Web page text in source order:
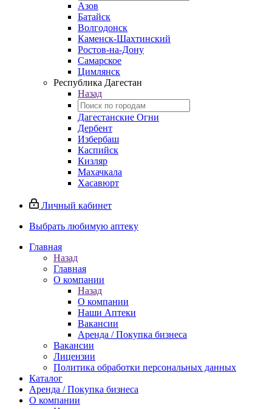
Азов
Батайск
Волгодонск
Каменск-Шахтинский
Ростов-на-Дону
Самарское
Цимлянск
Республика Дагестан
Назад
Дагестанские Огни
Дербент
Избербаш
Каспийск
Кизляр
Махачкала
Хасавюрт
Личный кабинет
Выбрать любимую аптеку
Главная
Назад
Главная
О компании
Назад
О компании
Наши Аптеки
Вакансии
Аренда / Покупка бизнеса
Вакансии
Лицензии
Политика обработки персональных данных
Каталог
Аренда / Покупка бизнеса
О компании